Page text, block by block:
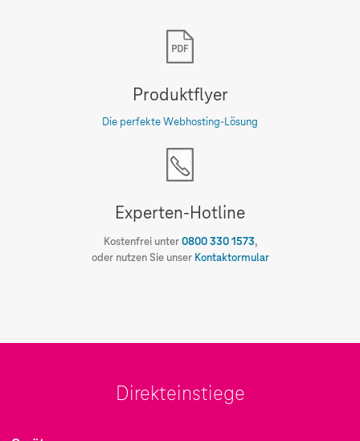
Produktflyer
Die perfekte Webhosting-Lösung
Experten-Hotline
Kostenfrei unter0800 330 1573,
oder nutzen Sie unser Kontaktormular
Direkteinstiege